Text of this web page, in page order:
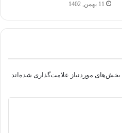
11 بهمن, 1402
بخش‌های موردنیاز علامت‌گذاری شده‌اند